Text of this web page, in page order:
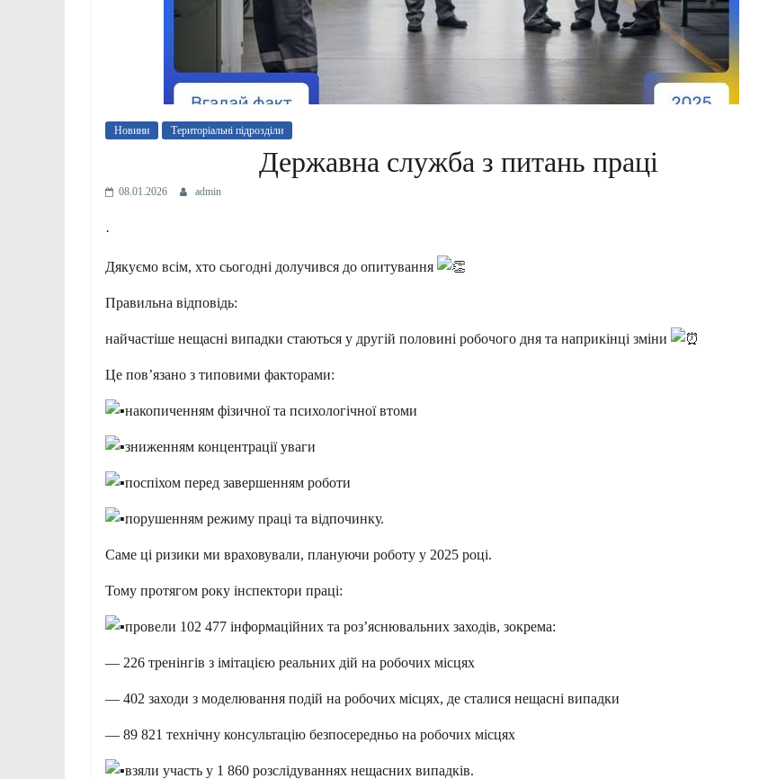
Новини Територіальні підрозділи
Державна служба з питань праці
08.01.2026 admin
·
Дякуємо всім, хто сьогодні долучився до опитування
Правильна відповідь:
найчастіше нещасні випадки стаються у другій половині робочого дня та наприкінці зміни
Це пов’язано з типовими факторами:
накопиченням фізичної та психологічної втоми
зниженням концентрації уваги
поспіхом перед завершенням роботи
порушенням режиму праці та відпочинку.
Саме ці ризики ми враховували, плануючи роботу у 2025 році.
Тому протягом року інспектори праці:
провели 102 477 інформаційних та роз’яснювальних заходів, зокрема:
— 226 тренінгів з імітацією реальних дій на робочих місцях
— 402 заходи з моделювання подій на робочих місцях, де сталися нещасні випадки
— 89 821 технічну консультацію безпосередньо на робочих місцях
взяли участь у 1 860 розслідуваннях нещасних випадків.